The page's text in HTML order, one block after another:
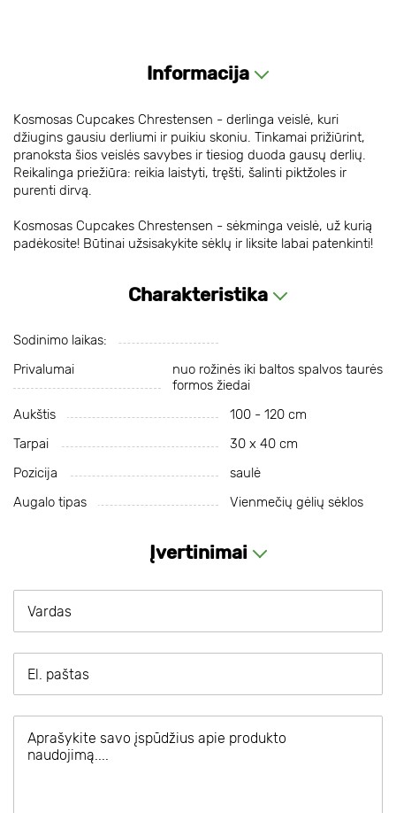
Informacija
Kosmosas Cupcakes Chrestensen - derlinga veislė, kuri
džiugins gausiu derliumi ir puikiu skoniu. Tinkamai prižiūrint,
pranoksta šios veislės savybes ir tiesiog duoda gausų derlių.
Reikalinga priežiūra: reikia laistyti, tręšti, šalinti piktžoles ir
purenti dirvą.
Kosmosas Cupcakes Chrestensen - sėkminga veislė, už kurią
padėkosite! Būtinai užsisakykite sėklų ir liksite labai patenkinti!
Charakteristika
Sodinimo laikas:
Privalumai
nuo rožinės iki baltos spalvos taurės
formos žiedai
Aukštis
100 - 120 cm
Tarpai
30 х 40 cm
Pozicija
saulė
Augalo tipas
Vienmečių gėlių sėklos
Įvertinimai